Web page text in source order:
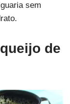
sem
de